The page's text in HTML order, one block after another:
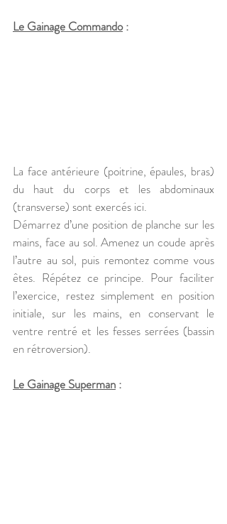
Le Gainage Commando :
La face antérieure (poitrine, épaules, bras)
du haut du corps et les abdominaux
(transverse) sont exercés ici.
Démarrez d’une position de planche sur les
mains, face au sol. Amenez un coude après
l’autre au sol, puis remontez comme vous
êtes. Répétez ce principe. Pour faciliter
l’exercice, restez simplement en position
initiale, sur les mains, en conservant le
ventre rentré et les fesses serrées (bassin
en rétroversion).
Le Gainage Superman :